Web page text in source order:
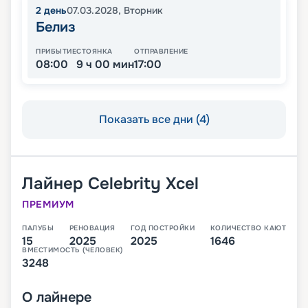
2 день07.03.2028, Вторник
Белиз
ПРИБЫТИЕ
08:00
СТОЯНКА
9 ч 00 мин
ОТПРАВЛЕНИЕ
17:00
Показать все дни (4)
Лайнер Celebrity Xcel
ПРЕМИУМ
ПАЛУБЫ
15
РЕНОВАЦИЯ
2025
ГОД ПОСТРОЙКИ
2025
КОЛИЧЕСТВО КАЮТ
1646
ВМЕСТИМОСТЬ (ЧЕЛОВЕК)
3248
О лайнере